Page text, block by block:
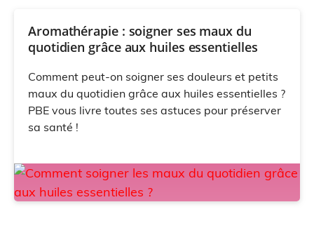
Aromathérapie : soigner ses maux du
quotidien grâce aux huiles essentielles
Comment peut-on soigner ses douleurs et petits
maux du quotidien grâce aux huiles essentielles ?
PBE vous livre toutes ses astuces pour préserver
sa santé !